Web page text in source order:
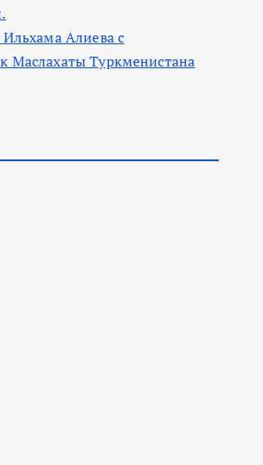
Ильхама Алиева с
Маслахаты Туркменистана